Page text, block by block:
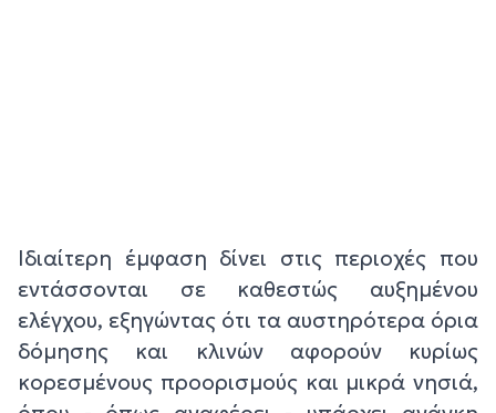
Ιδιαίτερη έμφαση δίνει στις περιοχές που
εντάσσονται σε καθεστώς αυξημένου
ελέγχου, εξηγώντας ότι τα αυστηρότερα όρια
δόμησης και κλινών αφορούν κυρίως
κορεσμένους προορισμούς και μικρά νησιά,